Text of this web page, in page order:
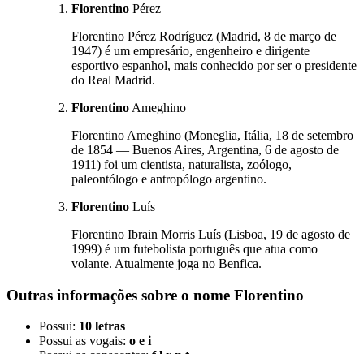
Florentino Pérez
Florentino Pérez Rodríguez (Madrid, 8 de março de
1947) é um empresário, engenheiro e dirigente
esportivo espanhol, mais conhecido por ser o presidente
do Real Madrid.
Florentino Ameghino
Florentino Ameghino (Moneglia, Itália, 18 de setembro
de 1854 — Buenos Aires, Argentina, 6 de agosto de
1911) foi um cientista, naturalista, zoólogo,
paleontólogo e antropólogo argentino.
Florentino Luís
Florentino Ibrain Morris Luís (Lisboa, 19 de agosto de
1999) é um futebolista português que atua como
volante. Atualmente joga no Benfica.
Outras informações sobre o nome Florentino
Possui: 10 letras
Possui as vogais: o e i